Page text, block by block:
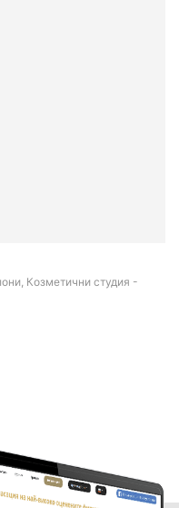
Козметични студия -